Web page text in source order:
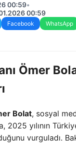
00:59•
00:59
Facebook WhatsApp
Ömer
Bolat, sosyal
2025 yılının
vurguladı.